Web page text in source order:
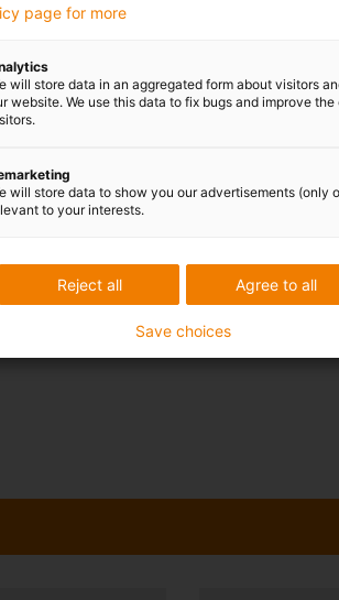
page for more
will store data in an aggregated form about visitors
website. We use this data to fix bugs and improve
will store data to show you our advertisements (only
to your interests.
Agree to all
Reject all
Save choices